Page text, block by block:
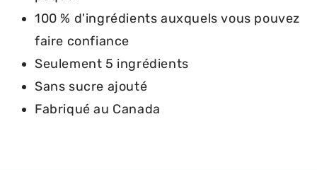
100 % d'ingrédients auxquels vous pouvez
faire confiance
Seulement 5 ingrédients
Sans sucre ajouté
Fabriqué au Canada